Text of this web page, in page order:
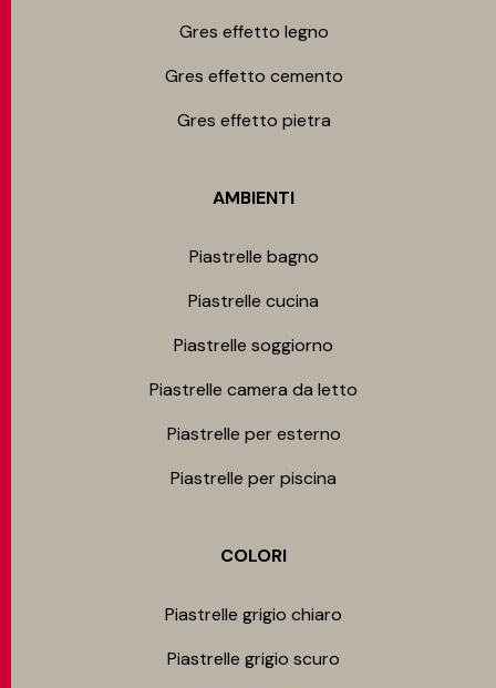
Gres effetto legno
Gres effetto cemento
Gres effetto pietra
AMBIENTI
Piastrelle bagno
Piastrelle cucina
Piastrelle soggiorno
Piastrelle camera da letto
Piastrelle per esterno
Piastrelle per piscina
COLORI
Piastrelle grigio chiaro
Piastrelle grigio scuro